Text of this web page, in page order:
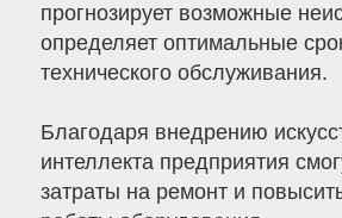
прогнозирует возможные
определяет оптимальные
технического обслуживания.
Благодаря внедрению
интеллекта предприятия
затраты на ремонт и